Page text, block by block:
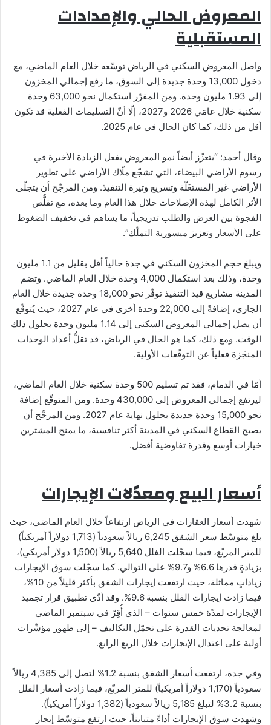
المعروض الحالي والإمدادات
المستقبلية
واصل المعروض السكني في الرياض توسّعه خلال العام الماضي، مع
دخول 13,000 وحدة جديدة إلى السوق، ما رفع إجمالي المخزون
إلى 1.93 مليون وحدة. ومن المقرّر استكمال نحو 63,000 وحدة
سكنية خلال عامَي 2026 و2027، إلّا أنّ التسليمات الفعلية قد تكون
أقل من ذلك، كما كان الحال في عام 2025.
وقال أحمد: “يتعزّز أيضاً نمو المعروض بفعل الزيادة الأخيرة في
رسوم الأراضي البيضاء، التي تشجّع ملّاك الأراضي على تطوير
الأراضي غير المستغَلّة وتسريع وتيرة التنفيذ. ومن المرجّح أن يتجلّى
الأثر الكامل لهذه الإصلاحات خلال هذا العام وما بعده، مع تقلُّص
الفجوة بين العرض والطلب تدريجياً، ما يساهم في تخفيف الضغوط
على الأسعار وتعزيز ميسورية التملّك”.
ويبلغ حجم المخزون السكني في جدة حالياً أقل بقليل من 1.1 مليون
وحدة، وذلك بعد استكمال 4,000 وحدة خلال العام الماضي. وتضم
المدينة مشاريع قيد التنفيذ توفّر نحو 18,000 وحدة جديدة خلال العام
الجاري، إضافةً إلى 22,000 وحدة أخرى في عام 2027، حيث يُتوقّع
أن يصل إجمالي المعروض السكني إلى 1.14 مليون وحدة بحلول ذلك
الوقت. ومع ذلك، كما هو الحال في الرياض، قد تقلُّ أعداد الوحدات
المنجَزة فعلياً عن التوقّعات الأولية.
أمّا في الدمام، فقد تم تسليم 500 وحدة سكنية خلال العام الماضي،
ليرتفع إجمالي المعروض إلى 430,000 وحدة. ومن المتوقّع إضافة
نحو 15,000 وحدة جديدة بحلول نهاية عام 2027. ومن المرجَّح أن
يصبح القطاع السكني في المدينة أكثر تنافسية، ما يمنح المشترين
خيارات أوسع وقدرة تفاوضية أفضل.
أسعار البيع ومعدّلات الإيجارات
شهدت أسعار العقارات في الرياض ارتفاعاً خلال العام الماضي، حيث
بلغ متوسّط سعر الشقق 6,245 ريالاً سعودياً (1,713 دولاراً أمريكياً)
للمتر المربّع، فيما سجّلت الفلل 5,640 ريالاً (1,500 دولار أمريكي)،
بزيادةٍ قدرها 6.6% و9.7% على التوالي. كما سجّلت سوق الإيجارات
زياداتٍ مماثلة، حيث ارتفعت إيجارات الشقق بأكثر قليلاً من 10%،
فيما زادت إيجارات الفلل بنسبة 9.6%. وقد أدّى تطبيق قرار تجميد
الإيجارات لمدّة خمس سنوات – الذي أُقِرّ في سبتمبر الماضي
لمعالجة تحديات القدرة على تحمّل التكاليف – إلى ظهور مؤشّرات
أولية على اعتدال الإيجارات خلال الربع الرابع.
وفي جدة، ارتفعت أسعار الشقق بنسبة 1.2% لتصل إلى 4,385 ريالاً
سعودياً (1,170 دولاراً أمريكياً) للمتر المربّع، فيما زادت أسعار الفلل
بنسبة 3.2% لتبلغ 5,185 ريالاً سعودياً (1,382 دولاراً أمريكياً).
وشهدت سوق الإيجارات أداءً متبايناً، حيث ارتفع متوسّط إيجار